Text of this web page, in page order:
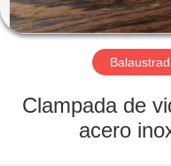
VIAJE
LA
FÁBRICA
Clampada de
acero